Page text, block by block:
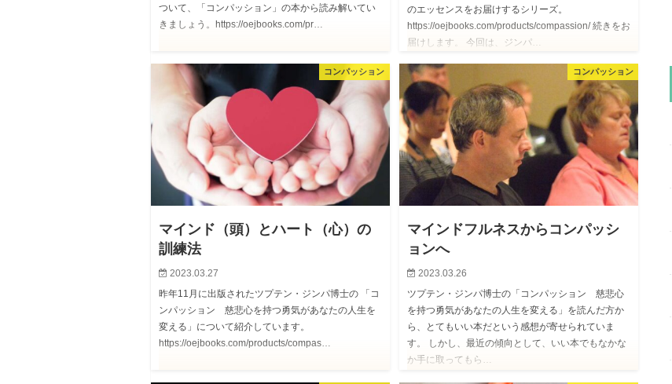
ついて、「コンパッション」の本から読み解いてい
きましょう。https://oejbooks.com/pr…
のエッセンスをお届けするシリーズ。
https://oejbooks.com/products/compassion/ 続きをお
届けします。 今回は、ジンパ…
コンパッション
マインド（頭）とハート（心）の
訓練法
2023.03.27
昨年11月に出版されたツプテン・ジンパ博士の 「コ
ンパッション 慈悲心を持つ勇気があなたの人生を
変える」について紹介しています。
https://oejbooks.com/products/compas…
コンパッション
マインドフルネスからコンパッシ
ョンへ
2023.03.26
ツプテン・ジンパ博士の「コンパッション 慈悲心
を持つ勇気があなたの人生を変える」を読んだ方か
ら、とてもいい本だという感想が寄せられていま
す。 しかし、最近の傾向として、いい本でもなかな
か手に取ってもら…